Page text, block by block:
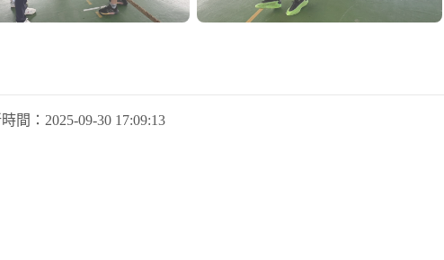
間： 2025-09-30 17:09:13